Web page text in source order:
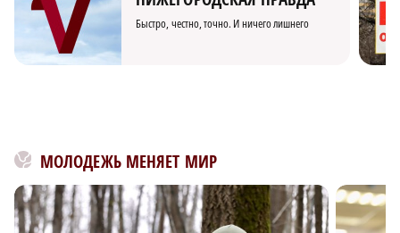
Быстро, честно, точно. И ничего лишнего
МОЛОДЕЖЬ МЕНЯЕТ МИР